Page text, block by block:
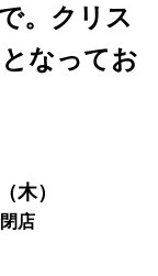
。クリス
なってお
木）
店